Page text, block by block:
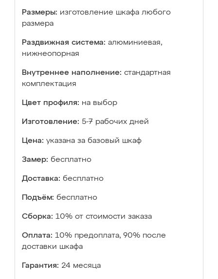
Размеры: изготовление шкафа любого
размера
Раздвижная система: алюминиевая,
нижнеопорная
Внутреннее наполнение: стандартная
комплектация
Цвет профиля: на выбор
Изготовление: 5-7 рабочих дней
Цена: указана за базовый шкаф
Замер: бесплатно
Доставка: бесплатно
Подъём: бесплатно
Сборка: 10% от стоимости заказа
Оплата: 10% предоплата, 90% после
доставки шкафа
Гарантия: 24 месяца